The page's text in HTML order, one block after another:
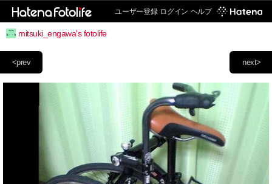
ユーザー登録 ログイン ヘルプ
mitsuki_engawa's fotolife
next>
<prev